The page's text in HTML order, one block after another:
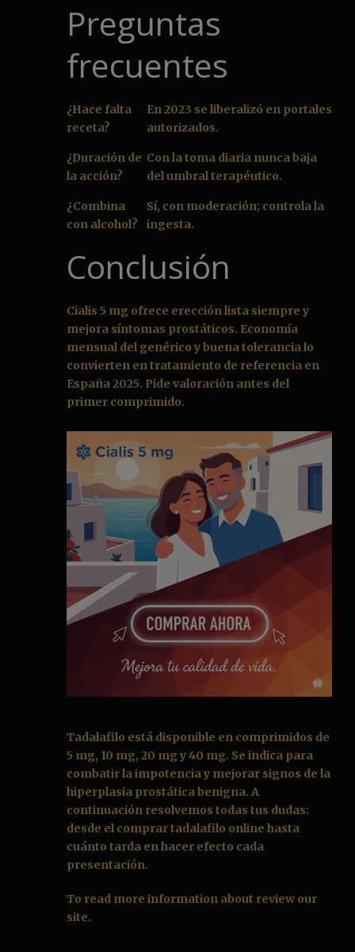
Preguntas
frecuentes
¿Hace falta
receta?
En 2023 se liberalizó en portales
autorizados.
¿Duración de
la acción?
Con la toma diaria nunca baja
del umbral terapéutico.
¿Combina
con alcohol?
Sí, con moderación; controla la
ingesta.
Conclusión
Cialis 5 mg ofrece erección lista siempre y
mejora síntomas prostáticos. Economía
mensual del genérico y buena tolerancia lo
convierten en tratamiento de referencia en
España 2025. Pide valoración antes del
primer comprimido.
Tadalafilo está disponible en comprimidos de
5 mg, 10 mg, 20 mg y 40 mg. Se indica para
combatir la impotencia y mejorar signos de la
hiperplasia prostática benigna. A
continuación resolvemos todas tus dudas:
desde el comprar tadalafilo online hasta
cuánto tarda en hacer efecto cada
presentación.
To read more information about review our
site.